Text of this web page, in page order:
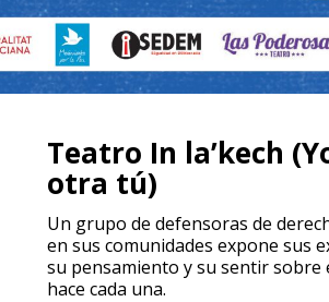
Teatro In la’kech
otra tú)
Un grupo de defensoras de
en sus comunidades expone sus
su pensamiento y su sentir sobre
hace cada una.